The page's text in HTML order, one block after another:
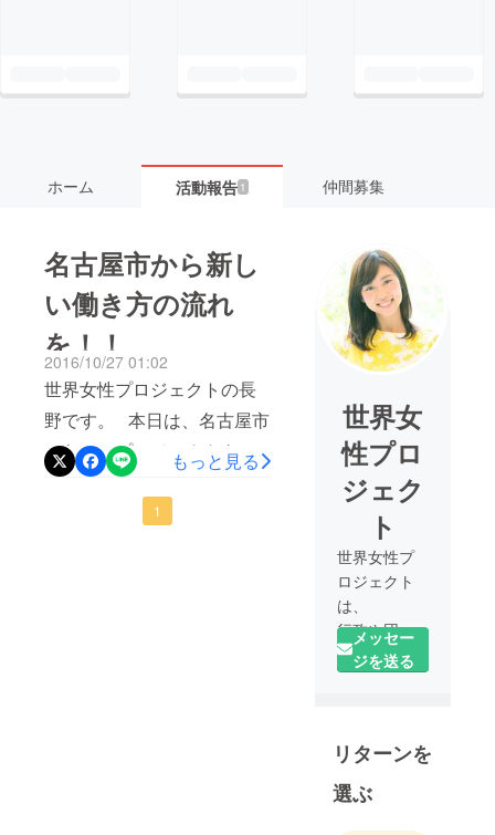
ホーム 活動報告 1 仲間募集
名古屋市から新し
い働き方の流れ
を！！
2016/10/27 01:02
世界女性プロジェクトの長
野です。 本日は、名古屋市
からこのプロジェクトを推
進するきっかけになった、
一つのデータについてお話
もっと見る
1
世界女
性プロ
ジェク
ト
世界女性プ
ロジェクト
は、
行政や団体
など、様々
な組織と連
時代の活躍
信していく
メッセー
ジを送る
リターンを
選ぶ